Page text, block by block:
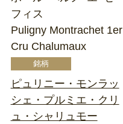
フィス
Puligny Montrachet 1er
Cru Chalumaux
ピュリニー・モンラッ
シェ・プルミエ・クリ
ュ・シャリュモー